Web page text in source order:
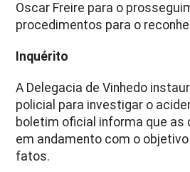
Oscar Freire para o
procedimentos para o
Inquérito
A Delegacia de Vinhedo
policial para investigar o
boletim oficial informa que as
em andamento com o
fatos.